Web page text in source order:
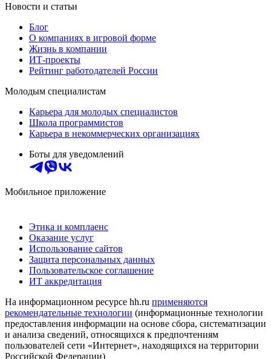
Новости и статьи
Блог
О компаниях в игровой форме
Жизнь в компании
ИТ-проекты
Рейтинг работодателей России
Молодым специалистам
Карьера для молодых специалистов
Школа программистов
Карьера в некоммерческих организациях
Боты для уведомлений
Мобильное приложение
Этика и комплаенс
Оказание услуг
Использование сайтов
Защита персональных данных
Пользовательское соглашение
ИТ аккредитация
На информационном ресурсе hh.ru применяются
рекомендательные технологии (информационные технологии
предоставления информации на основе сбора, систематизации
и анализа сведений, относящихся к предпочтениям
пользователей сети «Интернет», находящихся на территории
Российской Федерации)